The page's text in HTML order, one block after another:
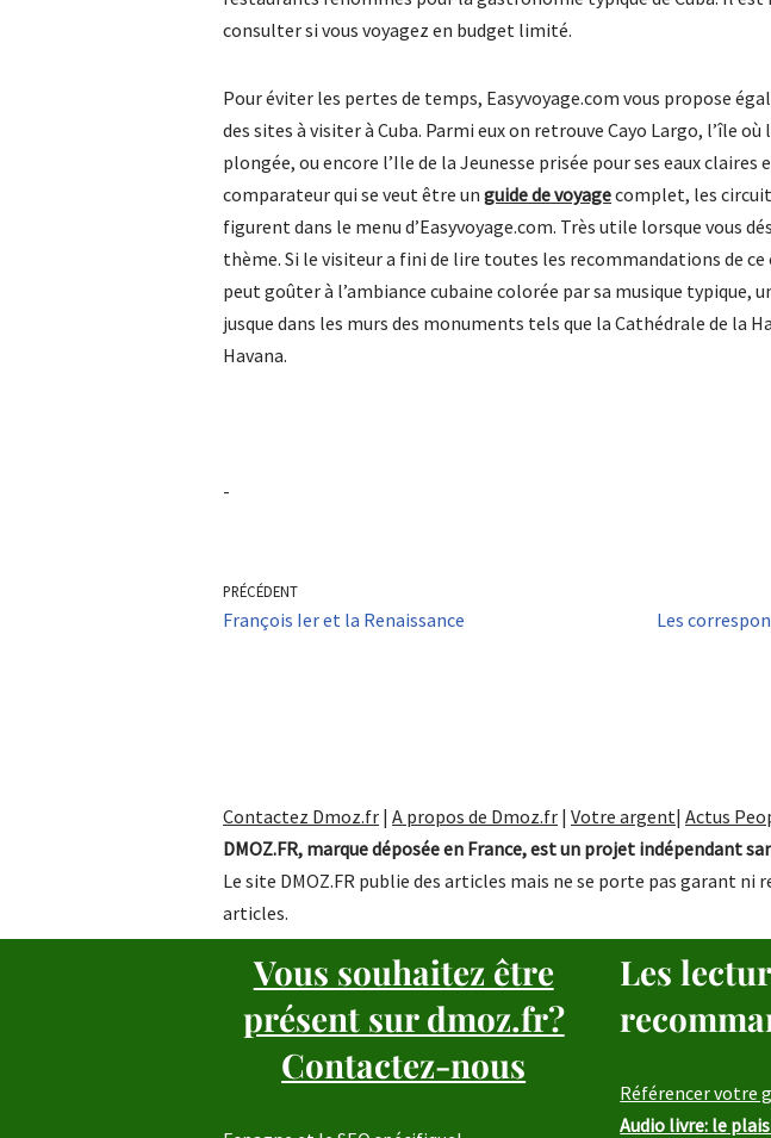
consulter si vous voyagez en budget limité.
Pour éviter les pertes de temps, Easyvoyage.com vous propose
des sites à visiter à Cuba. Parmi eux on retrouve Cayo Largo, l’île où
plongée, ou encore l’Ile de la Jeunesse prisée pour ses eaux claires
comparateur qui se veut être un guide de voyagecomplet, les
figurent dans le menu d’Easyvoyage.com. Très utile lorsque vous
thème. Si le visiteur a fini de lire toutes les recommandations de
peut goûter à l’ambiance cubaine colorée par sa musique typique,
jusque dans les murs des monuments tels que la Cathédrale de la
Havana.
-
PRÉCÉDENT
François Ier et la Renaissance
Les
Contactez Dmoz.fr | A propos de Dmoz.fr | Votre argent| Actus
DMOZ.FR, marque déposée en France, est un projet indépendant
Le site DMOZ.FR publie des articles mais ne se porte pas garant
articles.
Vous souhaitez être
présent sur dmoz.fr?
Contactez-nous
Les
Référencer votre
Audio livre: le